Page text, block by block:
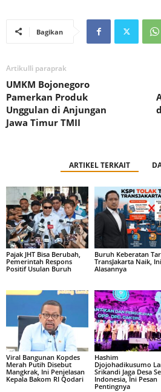
Bagikan
Artikulli paraprak
UMKM Bojonegoro
Pamerkan Produk
Unggulan di Anjungan
Jawa Timur TMII
ARTIKEL TERKAIT
Pajak JHT Bisa Berubah,
Pemerintah Respons
Positif Usulan Buruh
Buruh Keberatan
TransJakarta Naik, Ini
Alasannya
Viral Bangunan Kopdes
Merah Putih Disebut
Mangkrak, Ini Penjelasan
Kepala Bakom RI Qodari
Hashim
Djojohadikusumo
Srikandi Jaga Desa
Indonesia, Ini Pesan
Pentingnya